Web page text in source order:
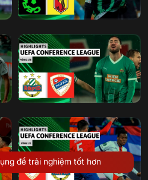
để trải nghiệm tốt hơn